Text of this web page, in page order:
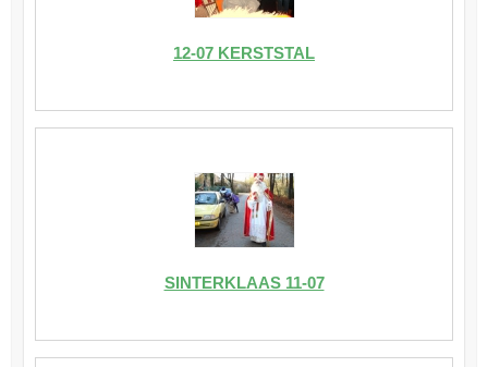
12-07 KERSTSTAL
SINTERKLAAS 11-07